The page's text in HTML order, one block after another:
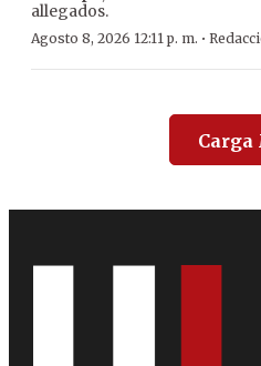
allegados.
Agosto 8, 2026 12:11 p. m. ·
Carga